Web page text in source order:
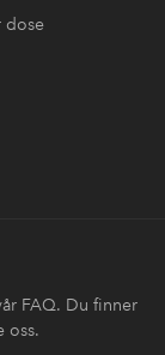
dose
FAQ. Du finner
oss.